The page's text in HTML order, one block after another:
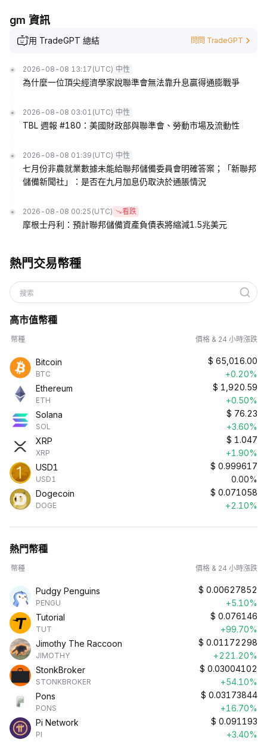
gm 資訊
用 TradeGPT 總結 問問 TradeGPT
2026-08-08 13:17 (UTC) 中性
為什麼一位頂尖經濟學家說聯準會無法靠升息贏得通膨戰爭
2026-08-08 03:01 (UTC) 中性
TBL 週報 #180：美國財政部與聯準會、勞動市場及流動性
2026-08-08 01:39 (UTC) 中性
七月份非農就業數據未能給聯邦儲備委員會明確答案；「新聯邦
儲備新聞社」：是否在九月加息仍取決於通脹情況
2026-08-08 00:25 (UTC) 看跌
摩根士丹利：預計聯邦儲備資產負債表將縮減1.5兆美元
熱門交易幣種
搜索
高市值幣種
幣種 價格 & 24 小時漲跌
Bitcoin
BTC
$ 65,016.00
+0.20%
Ethereum
ETH
$ 1,920.59
+0.50%
Solana
SOL
$ 76.23
+3.60%
XRP
XRP
$ 1.047
+1.90%
USD1
USD1
$ 0.999617
0.00%
Dogecoin
DOGE
$ 0.071058
+2.10%
熱門幣種
幣種 價格 & 24 小時漲跌
Pudgy Penguins
PENGU
$ 0.00627852
+5.10%
Tutorial
TUT
$ 0.076146
+99.70%
Jimothy The Raccoon
JIMOTHY
$ 0.01172298
+221.20%
StonkBroker
STONKBROKER
$ 0.03004102
+54.10%
Pons
PONS
$ 0.03173844
+16.70%
Pi Network
PI
$ 0.091193
+3.40%